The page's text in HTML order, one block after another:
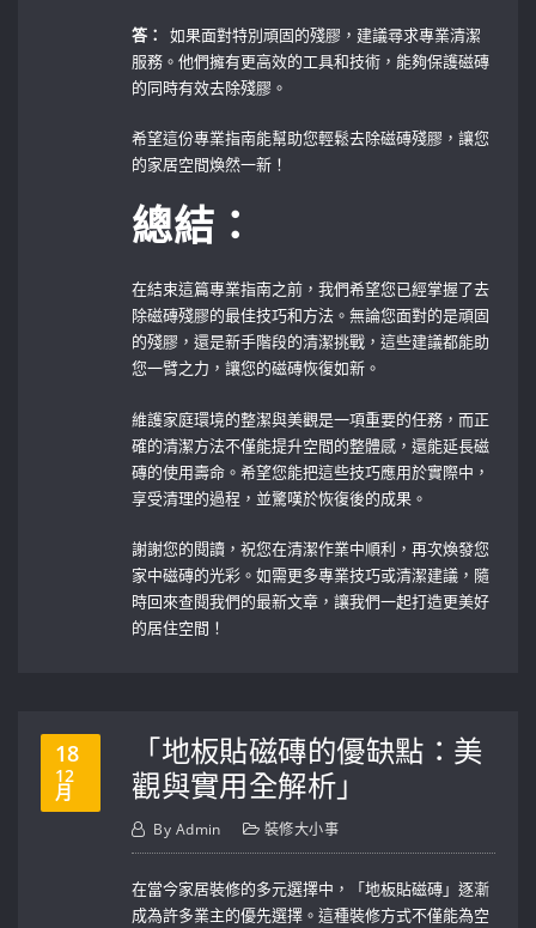
答：
⁣ 如果面對特別頑固的殘膠，建議尋求專業清潔
服務。他們擁有更高效的工具和技術，能夠保護磁磚
的同時有效去除殘膠。
希望這份專業指南能幫助您輕鬆去除磁磚殘膠，讓您
的家居空間煥然一新！
總結：
在結束這篇專業指南之前，我們希望您已經掌握了去
除磁磚殘膠的最佳技巧和方法。無論您面對的是頑固
的殘膠，還是新手階段的清潔挑戰，這些建議都能助
您一臂之力，讓您的磁磚恢復如新。
維護家庭環境的整潔與美觀是一項重要的任務，而正
確的清潔方法不僅能提升空間的整體感，還能延長磁
磚的使用壽命。希望您能把這些技巧應用於實際中，
享受清理的過程，並驚嘆於恢復後的成果。
謝謝您的閱讀，祝您在清潔作業中順利，再次煥發您
家中磁磚的光彩。如需更多專業技巧或清潔建議，隨
時回來查閱我們的最新文章，讓我們一起打造更美好
的居住空間！
18
12
月
「地板貼磁磚的優缺點：美
觀與實用全解析」
By Admin 裝修大小事
在當今家居裝修的多元選擇中，「地板貼磁磚」逐漸
成為許多業主的優先選擇。這種裝修方式不僅能為空